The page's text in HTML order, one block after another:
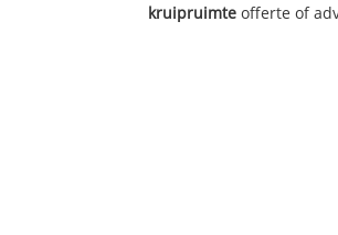
kruipruimte offerte of